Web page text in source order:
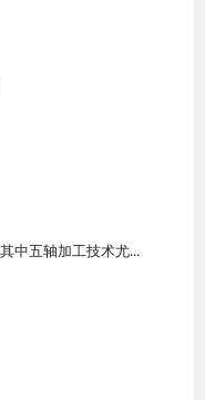
现代飞机是由许多复杂的零部件组成的，其中五轴加工技术尤为重要